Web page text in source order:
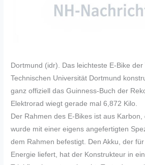
Dortmund (idr). Das leichteste E-Bike
Technischen Universität Dortmund
ganz offiziell das Guinness-Buch der
Elektrorad wiegt gerade mal 6,872 Kilo.
Der Rahmen des E-Bikes ist aus
wurde mit einer eigens angefertigten
dem Rahmen befestigt. Den Akku, der
Energie liefert, hat der Konstrukteur in